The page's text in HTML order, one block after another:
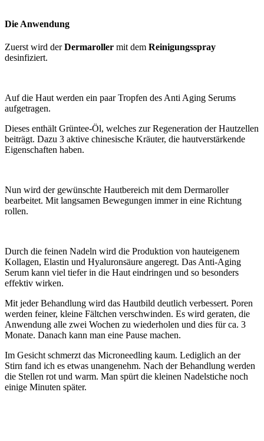
Die Anwendung
Zuerst wird derDermaroller mit dem Reinigungsspray
desinfiziert.
Auf die Haut werden ein paar Tropfen des Anti Aging Serums
aufgetragen.
Dieses enthält Grüntee-Öl, welches zur Regeneration der Hautzellen
beiträgt. Dazu 3 aktive chinesische Kräuter, die hautverstärkende
Eigenschaften haben.
Nun wird der gewünschte Hautbereich mit dem Dermaroller
bearbeitet. Mit langsamen Bewegungen immer in eine Richtung
rollen.
Durch die feinen Nadeln wird die Produktion von hauteigenem
Kollagen, Elastin und Hyaluronsäure angeregt. Das Anti-Aging
Serum kann viel tiefer in die Haut eindringen und so besonders
effektiv wirken.
Mit jeder Behandlung wird das Hautbild deutlich verbessert. Poren
werden feiner, kleine Fältchen verschwinden. Es wird geraten, die
Anwendung alle zwei Wochen zu wiederholen und dies für ca. 3
Monate. Danach kann man eine Pause machen.
Im Gesicht schmerzt das Microneedling kaum. Lediglich an der
Stirn fand ich es etwas unangenehm. Nach der Behandlung werden
die Stellen rot und warm. Man spürt die kleinen Nadelstiche noch
einige Minuten später.